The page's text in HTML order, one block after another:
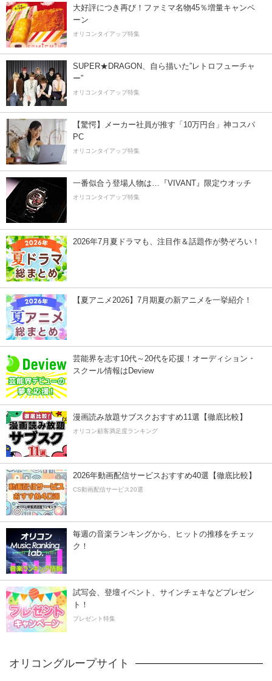
大好評につき再び！ファミマ名物45％増量キャンペ
ーン
オリコンタイアップ特集
SUPER★DRAGON、自ら描いた”レトロフューチャ
ー”
オリコンタイアップ特集
【驚愕】メーカー社員が推す「10万円台」神コスパ
PC
オリコンタイアップ特集
一番似合う登場人物は…『VIVANT』限定ウオッチ
オリコンタイアップ特集
2026年7月夏ドラマも、注目作＆話題作が勢ぞろい！
【夏アニメ2026】7月期夏の新アニメを一挙紹介！
芸能界を志す10代～20代を応援！オーディション・
スクール情報はDeview
漫画読み放題サブスクおすすめ11選【徹底比較】
オリコン顧客満足度ランキング
2026年動画配信サービスおすすめ40選【徹底比較】
CS動画配信サービス20選
毎週の音楽ランキングから、ヒットの推移をチェッ
ク！
試写会、登壇イベント、サインチェキなどプレゼン
ト！
プレゼント特集
オリコングループサイト